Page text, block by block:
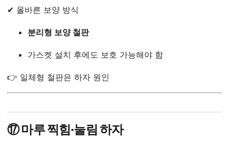
✔ 올바른 보양 방식
분리형 보양 철판
가스켓 설치 후에도 보호 가능해야 함
👉 일체형 철판은 하자 원인
⑰ 마루 찍힘·눌림 하자